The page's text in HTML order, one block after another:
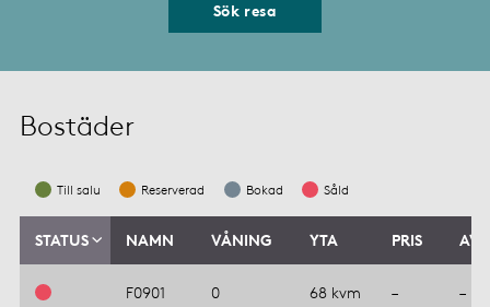
Sök resa
Bostäder
Till salu Reserverad Bokad Såld
STATUS NAMN VÅNING YTA PRIS
F0901 0 68 kvm – –